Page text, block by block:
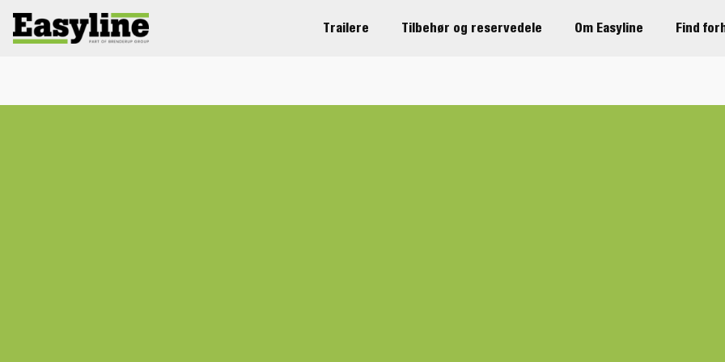
Trailere Tilbehør og reservedele Om Easyline Find
Startside Tilbehor / Reservedele